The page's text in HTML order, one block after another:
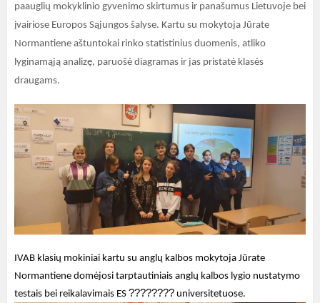
paauglių mokyklinio gyvenimo skirtumus ir panašumus Lietuvoje bei
įvairiose Europos Sąjungos šalyse. Kartu su mokytoja Jūrate
Normantiene aštuntokai rinko statistinius duomenis, atliko
lyginamąją analizę, paruošė diagramas ir jas pristatė klasės
draugams.
IVAB klasių mokiniai kartu su anglų kalbos mokytoja Jūrate
Normantiene domėjosi tarptautiniais anglų kalbos lygio nustatymo
testais bei reikalavimais ES ???????? universitetuose.